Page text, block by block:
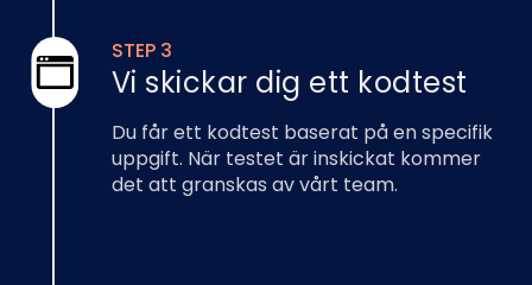
STEP 3
Vi skickar dig ett kodtest
Du får ett kodtest baserat på en specifik
uppgift. När testet är inskickat kommer
det att granskas av vårt team.